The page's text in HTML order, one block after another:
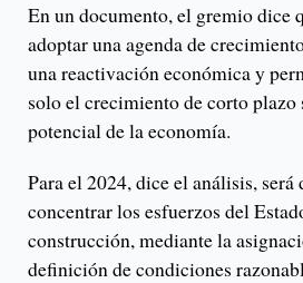
En un documento, el gremio dice
adoptar una agenda de
una reactivación económica y
solo el crecimiento de corto
potencial de la economía.
Para el 2024, dice el análisis,
concentrar los esfuerzos del
construcción, mediante la
definición de condiciones